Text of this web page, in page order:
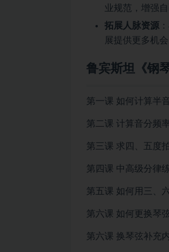
业规范，增强
拓展人脉资源
展提供更多机会
鲁宾斯坦《钢
第一课 如何计算半
第二课 计算音分频
第三课 求四、五度
第四课 中高级分律
第五课 如何用三、
第六课 如何更换琴
第六课 换琴弦补充